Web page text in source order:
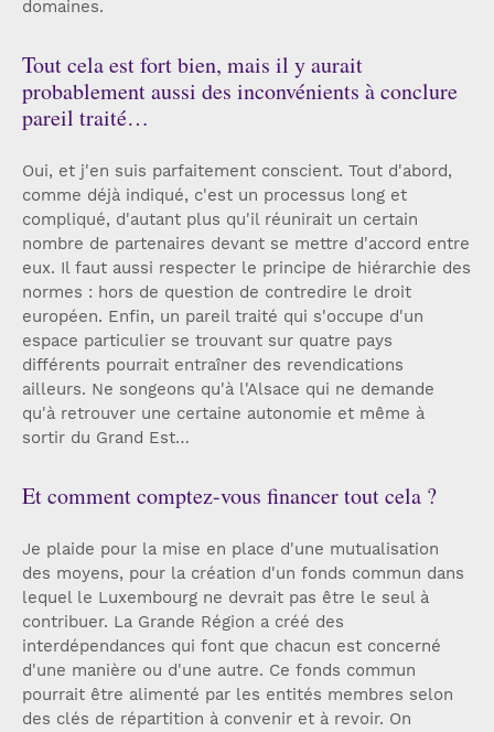
domaines.
Tout cela est fort bien, mais il y aurait
probablement aussi des inconvénients à conclure
pareil traité…
Oui, et j'en suis parfaitement conscient. Tout d'abord,
comme déjà indiqué, c'est un processus long et
compliqué, d'autant plus qu'il réunirait un certain
nombre de partenaires devant se mettre d'accord entre
eux. Il faut aussi respecter le principe de hiérarchie des
normes : hors de question de contredire le droit
européen. Enfin, un pareil traité qui s'occupe d'un
espace particulier se trouvant sur quatre pays
différents pourrait entraîner des revendications
ailleurs. Ne songeons qu'à l'Alsace qui ne demande
qu'à retrouver une certaine autonomie et même à
sortir du Grand Est…
Et comment comptez-vous financer tout cela ?
Je plaide pour la mise en place d'une mutualisation
des moyens, pour la création d'un fonds commun dans
lequel le Luxembourg ne devrait pas être le seul à
contribuer. La Grande Région a créé des
interdépendances qui font que chacun est concerné
d'une manière ou d'une autre. Ce fonds commun
pourrait être alimenté par les entités membres selon
des clés de répartition à convenir et à revoir. On